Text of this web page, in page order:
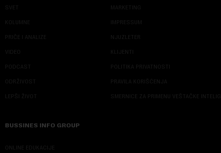
SVET
KOLUMNE
PRIČE I ANALIZE
VIDEO
PODCAST
ODRŽIVOST
LEPŠI ŽIVOT
MARKETING
IMPRESSUM
NJUZLETER
KLIJENTI
POLITIKA PRIVATNOSTI
PRAVILA KORIŠĆENJA
SMERNICE ZA PRIMENU VEŠTAČKE
BUSSINES INFO GROUP
ONLINE EDUKACIJE